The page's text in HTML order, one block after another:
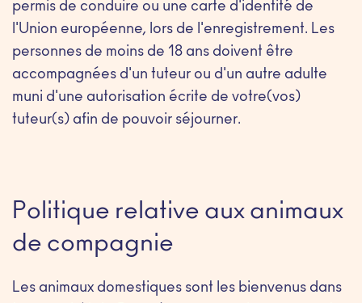
permis de conduire ou une carte d'identité de
l'Union européenne, lors de l'enregistrement. Les
personnes de moins de 18 ans doivent être
accompagnées d'un tuteur ou d'un autre adulte
muni d'une autorisation écrite de votre(vos)
tuteur(s) afin de pouvoir séjourner.
Politique relative aux animaux
de compagnie
Les animaux domestiques sont les bienvenus dans